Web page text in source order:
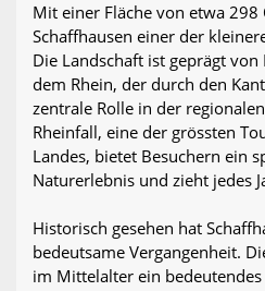
Mit einer Fläche von etwa
Schaffhausen einer der
Die Landschaft ist geprägt
dem Rhein, der durch den
zentrale Rolle in der
Rheinfall, eine der grössten
Landes, bietet Besuchern ein
Naturerlebnis und zieht jedes
Historisch gesehen hat
bedeutsame Vergangenheit.
im Mittelalter ein